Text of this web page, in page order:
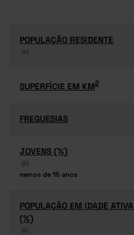
POPULAÇÃO RESIDENTE
(6)
POPULAÇÃO RESIDENTE
(6)
SUPERFÍCIE EM KM2
SUPERFÍCIE EM KM2
FREGUESIAS
FREGUESIAS
JOVENS (%)
(6)
menos de 15 anos
JOVENS (%)
(6)
menos de 15 anos
POPULAÇÃO EM IDADE ATIVA
(%)
(6)
POPULAÇÃO EM IDADE ATIVA
(%)
(6)